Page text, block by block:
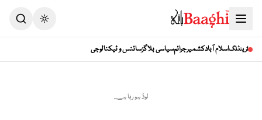
ٹرینڈنگاسلام آبادکشمیرجرائمسیاسی بلاگزسائنس و ٹیکنالوجی
لوڈ ہو رہا ہے...